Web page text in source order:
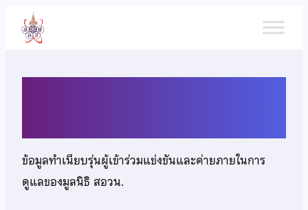
เนื้อหา
ข้อมูลทำเนียบรุ่นผู้เข้าร่วมแข่งขันและค่ายภายในการ
ดูแลของมูลนิธิ สอวน.